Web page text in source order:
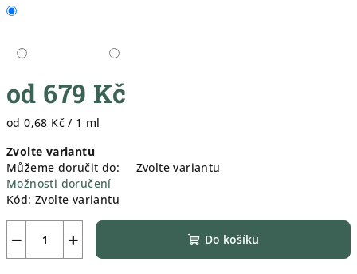
od 679 Kč
Měrná
od 0,68 Kč / 1 ml
Zvolte variantu
Můžeme doručit do:
Zvolte variantu
Možnosti doručení
Kód: Zvolte variantu
+
− Do košíku